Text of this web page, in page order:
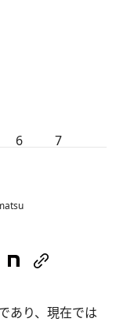
6 7
あり、現在では